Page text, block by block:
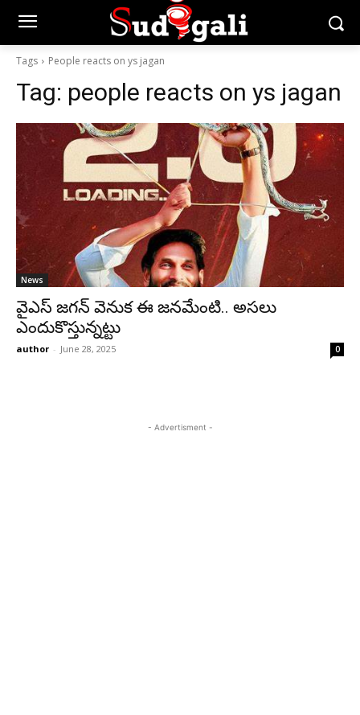
Tags People reacts on ys jagan
Tag: people reacts on ys jagan
News
వైఎస్‌ జగన్‌ వెనుక ఈ జనమేంటి.. అసలు
ఎందుకొస్తున్నట్టు
author - June 28, 2025 0
- Advertisment -